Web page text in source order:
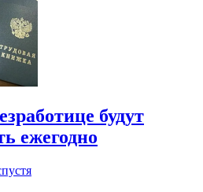
будут
ежегодно